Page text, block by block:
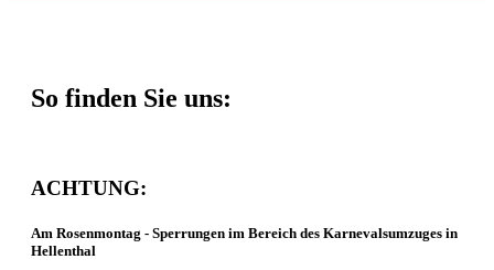
So finden Sie uns:
ACHTUNG:
Am Rosenmontag - Sperrungen im Bereich des Karnevalsumzuges in
Hellenthal